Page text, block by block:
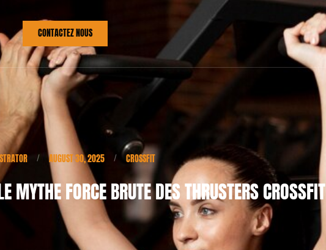
CONTACTEZ NOUS
/ AUGUST 30, 2025 / CROSSFIT
FORCE BRUTE DES THRUSTERS CROSSFIT